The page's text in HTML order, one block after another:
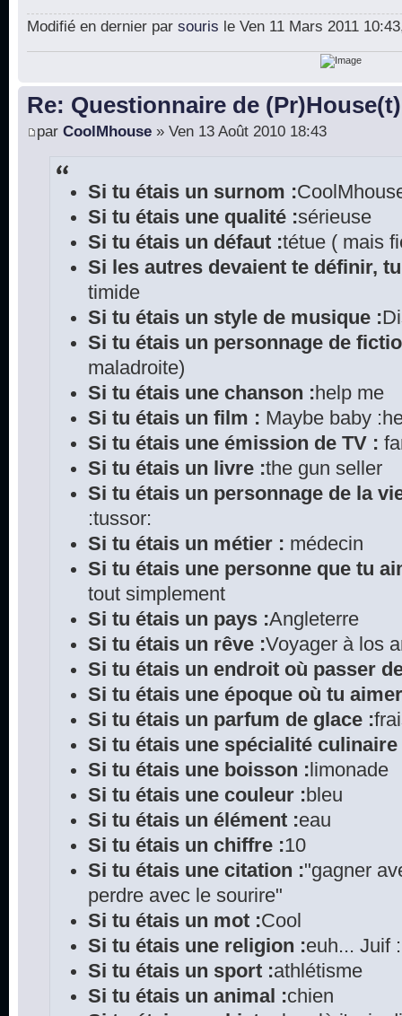
Modifié en dernier par souris le Ven 11 Mars 2011
Re: Questionnaire de (Pr)House(t)
par CoolMhouse » Ven 13 Août 2010 18:43
Si tu étais un surnom :
Si tu étais une qualité :sérieuse
Si tu étais un défaut :tétue ( mais
Si les autres devaient te définir,
timide
Si tu étais un style de musique :
Si tu étais un personnage de
maladroite)
Si tu étais une chanson :help me
Si tu étais un film : Maybe baby
Si tu étais une émission de TV :
Si tu étais un livre :the gun seller
Si tu étais un personnage de la
:tussor:
Si tu étais un métier : médecin
Si tu étais une personne que tu
tout simplement
Si tu étais un pays :Angleterre
Si tu étais un rêve :Voyager à los
Si tu étais un endroit où passer
Si tu étais une époque où tu
Si tu étais un parfum de glace :
Si tu étais une spécialité culinaire
Si tu étais une boisson : limonade
Si tu étais une couleur :bleu
Si tu étais un élément :eau
Si tu étais un chiffre :10
Si tu étais une citation :"gagner
perdre avec le sourire"
Si tu étais un mot :Cool
Si tu étais une religion :euh... Juif
Si tu étais un sport :athlétisme
Si tu étais un animal :chien